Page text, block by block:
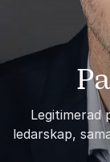
Legitimerad
ledarskap,